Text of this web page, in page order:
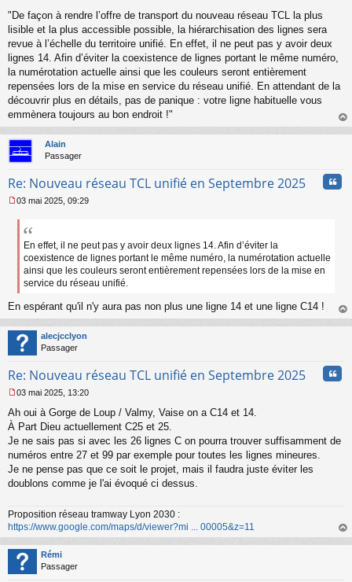
"De façon à rendre l’offre de transport du nouveau réseau TCL la plus
lisible et la plus accessible possible, la hiérarchisation des lignes sera
revue à l’échelle du territoire unifié. En effet, il ne peut pas y avoir deux
lignes 14. Afin d’éviter la coexistence de lignes portant le même numéro,
la numérotation actuelle ainsi que les couleurs seront entièrement
repensées lors de la mise en service du réseau unifié. En attendant de la
découvrir plus en détails, pas de panique : votre ligne habituelle vous
emmènera toujours au bon endroit !"
au
Alain
Passager
Re: Nouveau réseau TCL unifié en Septembre 2025
e
n
o
l
u
03 mai 2025, 09:29
En effet, il ne peut pas y avoir deux lignes 14. Afin d’éviter la
coexistence de lignes portant le même numéro, la numérotation actuelle
ainsi que les couleurs seront entièrement repensées lors de la mise en
service du réseau unifié.
En espérant qu'il n'y aura pas non plus une ligne 14 et une ligne C14 !
au
alecjcclyon
Passager
Re: Nouveau réseau TCL unifié en Septembre 2025
e
s
g
e
n
l
u
03 mai 2025, 13:20
Ah oui à Gorge de Loup / Valmy, Vaise on a C14 et 14.
À Part Dieu actuellement C25 et 25.
Je ne sais pas si avec les 26 lignes C on pourra trouver suffisamment de
numéros entre 27 et 99 par exemple pour toutes les lignes mineures.
Je ne pense pas que ce soit le projet, mais il faudra juste éviter les
doublons comme je l'ai évoqué ci dessus.
Proposition réseau tramway Lyon 2030 :
https://www.google.com/maps/d/viewer?mi ... 00005&z=11
au
Rémi
Passager